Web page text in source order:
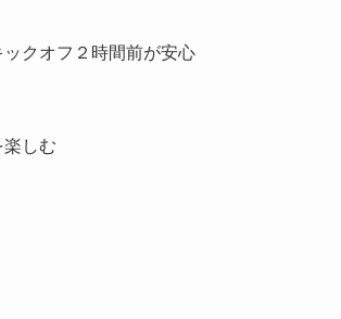
クオフ２時間前が安心
しむ